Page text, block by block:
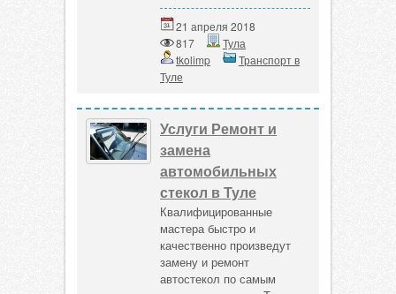
21 апреля 2018
817
Тула
tkolimp
Транспорт в
Туле
Услуги Ремонт и
замена
автомобильных
стекол в Туле
Квалифицированные
мастера быстро и
качественно произведут
замену и ремонт
автостекол по самым